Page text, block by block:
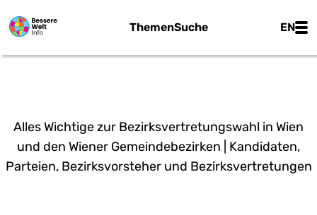
ThemenSuche EN
Alles Wichtige zur Bezirksvertretungswahl in Wien
und den Wiener Gemeindebezirken | Kandidaten,
Parteien, Bezirksvorsteher und Bezirksvertretungen